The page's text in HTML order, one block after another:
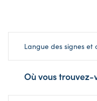
sous-
catégorie
Langue des signes et
Où vous trouvez-